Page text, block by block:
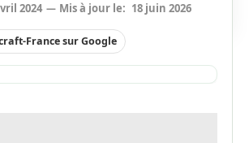
2024 Mis à jour le: 18 juin 2026
France sur Google